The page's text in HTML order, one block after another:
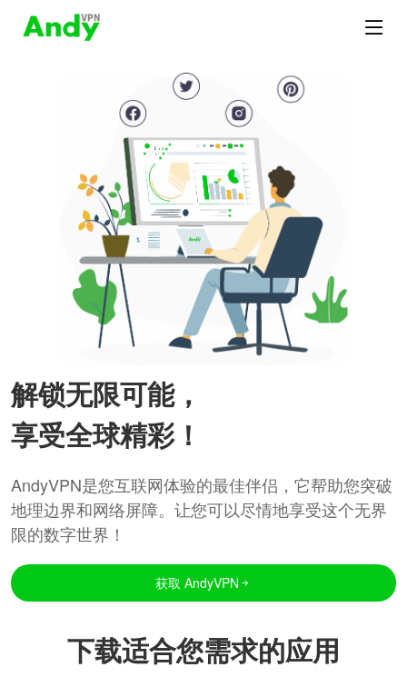
解锁无限可能，
享受全球精彩！
AndyVPN是您互联网体验的最佳伴侣，它帮助您突破
地理边界和网络屏障。让您可以尽情地享受这个无界
限的数字世界！
获取 AndyVPN
下载适合您需求的应用